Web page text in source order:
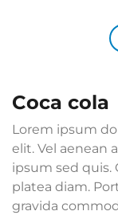
coca cola
Lorem ipsum
elit. Vel aenean
ipsum sed quis.
platea diam.
gravida